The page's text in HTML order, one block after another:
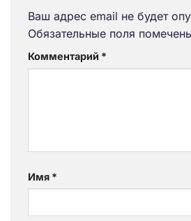
Ваш адрес email не будет
Обязательные поля
Комментарий *
Имя *